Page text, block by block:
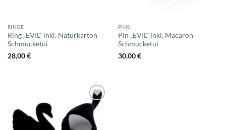
RINGE
Ring „EVIL“ inkl. Naturkarton
Schmucketui
28,00€
PINS
Pin „EVIL“ inkl. Macaron
Schmucketui
30,00€
Add to
wishlist